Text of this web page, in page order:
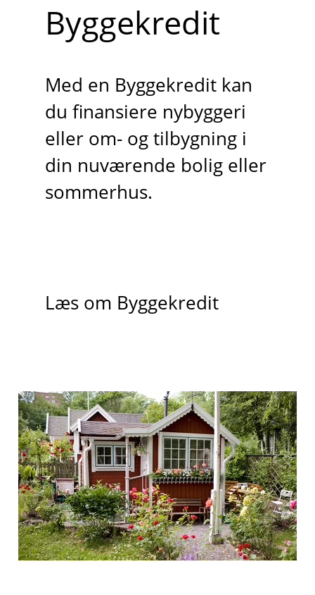
Byggekredit
Med en Byggekredit kan
du finansiere nybyggeri
eller om- og tilbygning i
din nuværende bolig eller
sommerhus.
Læs om Byggekredit